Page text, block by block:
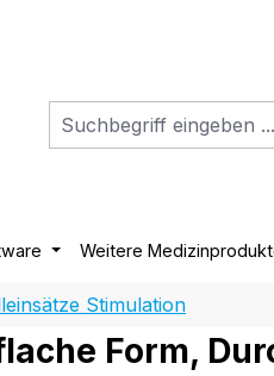
Weitere
Stimulation
Form,